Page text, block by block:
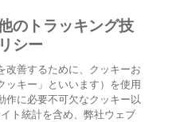
JA
前駆体N端フラグメント（NT-
のトラッキング技
シー
改善するために、クッキーお
ッキー」といいます）を使用
作に必要不可欠なクッキー以
ト統計を含め、弊社ウェブ